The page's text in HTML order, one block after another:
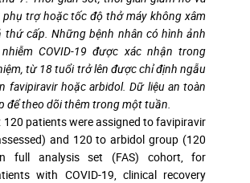
phụ trợ hoặc tốc độ thở máy không xâm
thứ cấp. Những bệnh nhân có hình ảnh
COVID-19 được xác nhận trong
từ 18 tuổi trở lên được chỉ định ngẫu
favipiravir hoặc arbidol. Dữ liệu an toàn
để theo dõi thêm trong một tuần.
patients were assigned to favipiravir
and 120 to arbidol group (120
full analysis set (FAS) cohort, for
with COVID-19, clinical recovery